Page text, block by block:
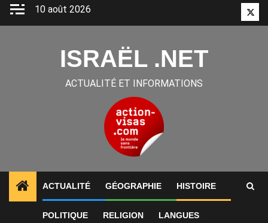
Aller
10 août 2026
ISRAËL .NET
ACTUALITÉ ET INFORMATIONS
ACTUALITÉ GÉOGRAPHIE HISTOIRE
POLITIQUE RELIGION LANGUES
International